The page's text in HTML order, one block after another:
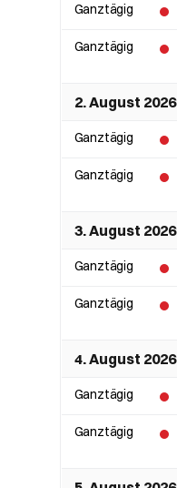
Ganztägig
Ganztägig
2. August 2026
Ganztägig
Ganztägig
3. August 2026
Ganztägig
Ganztägig
4. August 2026
Ganztägig
Ganztägig